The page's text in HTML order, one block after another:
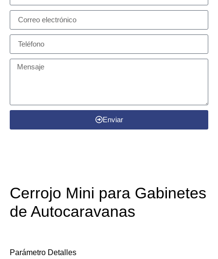
Enviar
Cerrojo Mini para Gabinetes
de Autocaravanas
Parámetro ​Detalles